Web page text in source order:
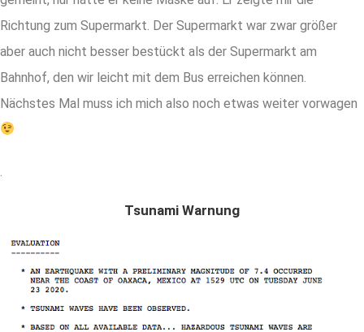
Richtung zum Supermarkt. Der Supermarkt war zwar größer
aber auch nicht besser bestückt als der Supermarkt am
Bahnhof, den wir leicht mit dem Bus erreichen können.
Nächstes Mal muss ich mich also noch etwas weiter vorwagen
Tsunami Warnung